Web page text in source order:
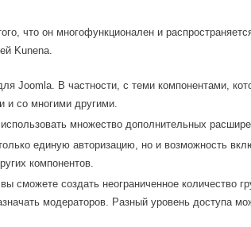
что он многофункционален и
Kunena.
Joomla. В частности, с теми компонентами,
и со многими другими.
множество дополнительных
единую авторизацию, но и возможность
компонентов.
сможете создать неограниченное количество
модераторов. Разный уровень доступа